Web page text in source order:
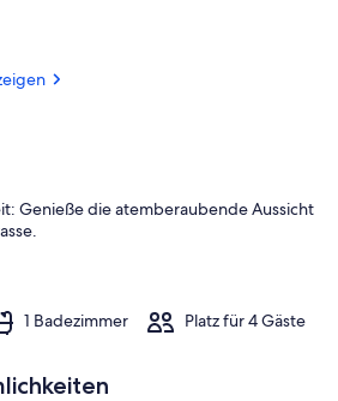
Genieße die atemberaubende Aussicht
1 Badezimmer Platz für 4 Gäste